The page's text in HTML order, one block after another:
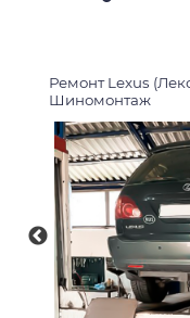
Ремонт Lexus
Шиномонтаж